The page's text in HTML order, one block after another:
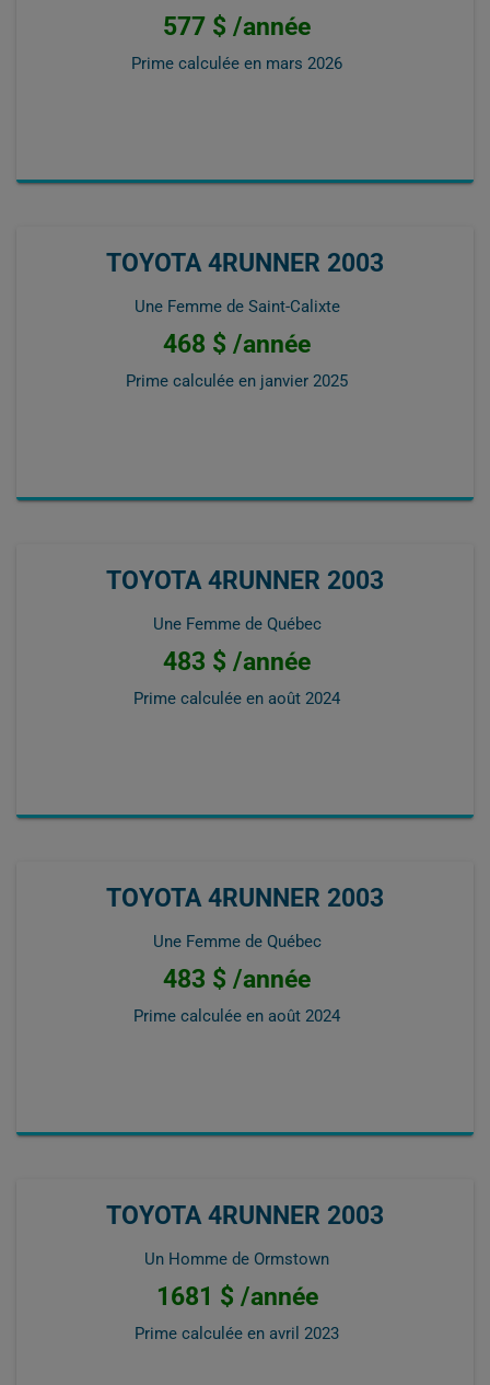
577 $ /année
Prime calculée en mars 2026
TOYOTA 4RUNNER 2003
Une Femme de Saint-Calixte
468 $ /année
Prime calculée en janvier 2025
TOYOTA 4RUNNER 2003
Une Femme de Québec
483 $ /année
Prime calculée en août 2024
TOYOTA 4RUNNER 2003
Une Femme de Québec
483 $ /année
Prime calculée en août 2024
TOYOTA 4RUNNER 2003
Un Homme de Ormstown
1681 $ /année
Prime calculée en avril 2023